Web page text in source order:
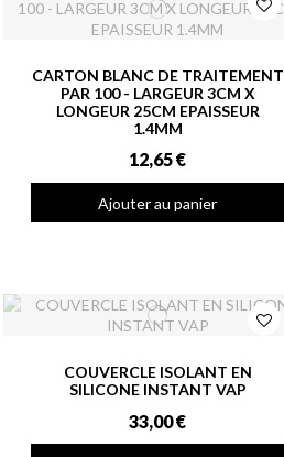
CARTON BLANC DE TRAITEMENT
PAR 100 - LARGEUR 3CM X
LONGEUR 25CM EPAISSEUR
1.4MM
12,65 €
Ajouter au panier
COUVERCLE ISOLANT EN
SILICONE INSTANT VAP
33,00 €